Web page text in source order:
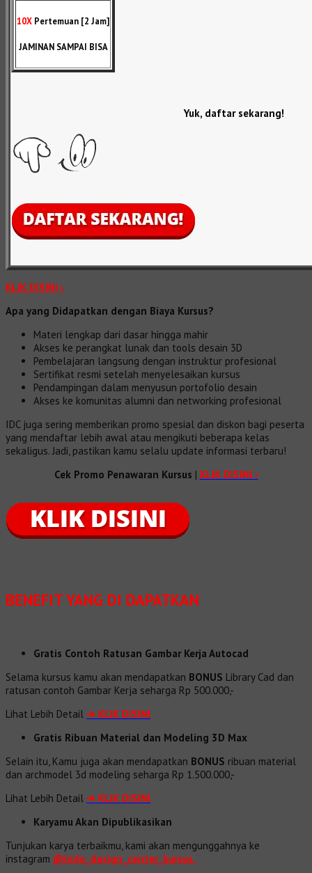
10X Pertemuan [2 Jam]
JAMINAN SAMPAI BISA
Yuk, daftar sekarang!
KLIK DISINI ›
Apa yang Didapatkan dengan Biaya Kursus?
Materi lengkap dari dasar hingga mahir
Akses ke perangkat lunak dan tools desain 3D
Pembelajaran langsung dengan instruktur profesional
Sertifikat resmi setelah menyelesaikan kursus
Pendampingan dalam menyusun portofolio desain
Akses ke komunitas alumni dan networking profesional
IDC juga sering memberikan promo spesial dan diskon bagi peserta
yang mendaftar lebih awal atau mengikuti beberapa kelas
sekaligus. Jadi, pastikan kamu selalu update informasi terbaru!
Cek Promo Penawaran Kursus | KLIK DISINI ›
BENEFITYANG DI DAPATKAN
Gratis Contoh Ratusan Gambar Kerja Autocad
Selama kursus kamu akan mendapatkan BONUS Library Cad dan
ratusan contoh Gambar Kerja seharga Rp 500.000,-
Lihat Lebih Detail ➔ KLIK DISINI
Gratis Ribuan Material dan Modeling 3D Max
Selain itu, Kamu juga akan mendapatkan BONUS ribuan material
dan archmodel 3d modeling seharga Rp 1.500.000,-
Lihat Lebih Detail ➔ KLIK DISINI
Karyamu Akan Dipublikasikan
Tunjukan karya terbaikmu, kami akan mengunggahnya ke
instagram @indo_design_center_kursus.